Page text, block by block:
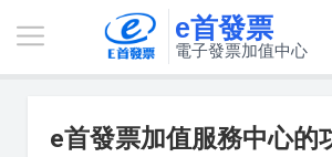
e首發票
電子發票加值中心
e首發票加值服務中心的